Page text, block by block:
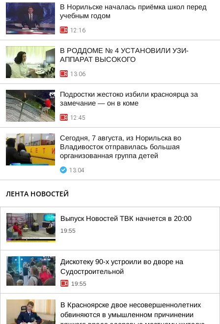
В Норильске началась приёмка школ перед
учебным годом
12:16
В РОДДОМЕ № 4 УСТАНОВИЛИ УЗИ-
АППАРАТ ВЫСОКОГО
13:06
Подростки жестоко избили красноярца за
замечание — он в коме
12:45
Сегодня, 7 августа, из Норильска во
Владивосток отправилась большая
организованная группа детей
13:04
ЛЕНТА НОВОСТЕЙ
Выпуск Новостей ТВК начнется в 20:00
19:55
Дискотеку 90-х устроили во дворе на
Судостроительной
19:55
В Красноярске двое несовершеннолетних
обвиняются в умышленном причинении